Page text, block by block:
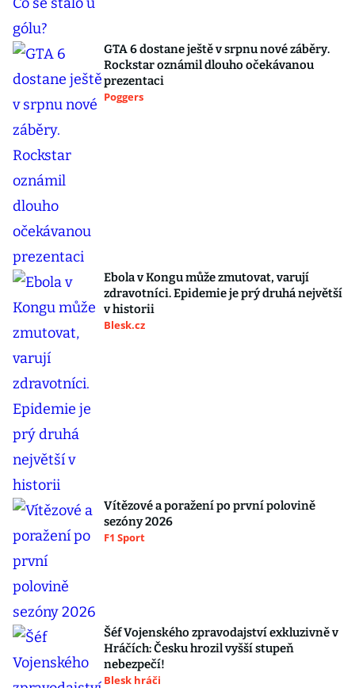
GTA 6 dostane ještě v srpnu nové záběry.
Rockstar oznámil dlouho očekávanou
prezentaci
Poggers
Ebola v Kongu může zmutovat, varují
zdravotníci. Epidemie je prý druhá největší
v historii
Blesk.cz
Vítězové a poražení po první polovině
sezóny 2026
F1 Sport
Šéf Vojenského zpravodajství exkluzivně v
Hráčích: Česku hrozil vyšší stupeň
nebezpečí!
Blesk hráči